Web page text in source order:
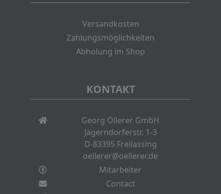
Versandkosten
Zahlungsmöglichkeiten
Abholung im Shop
KONTAKT
Georg Öllerer GmbH
Jägerndorferstr. 1-3
D-83395 Freilassing
oellerer@oellerer.de
Mitarbeiter
Contact